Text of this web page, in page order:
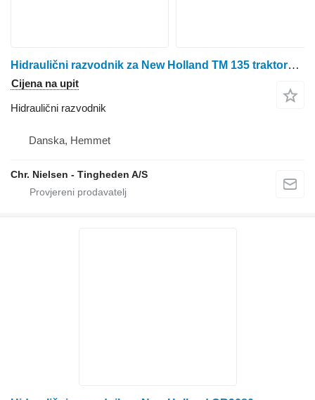
Hidraulični razvodnik za New Holland TM 135 traktora na kotačima
Cijena na upit
Hidraulični razvodnik
Danska, Hemmet
Chr. Nielsen - Tingheden A/S